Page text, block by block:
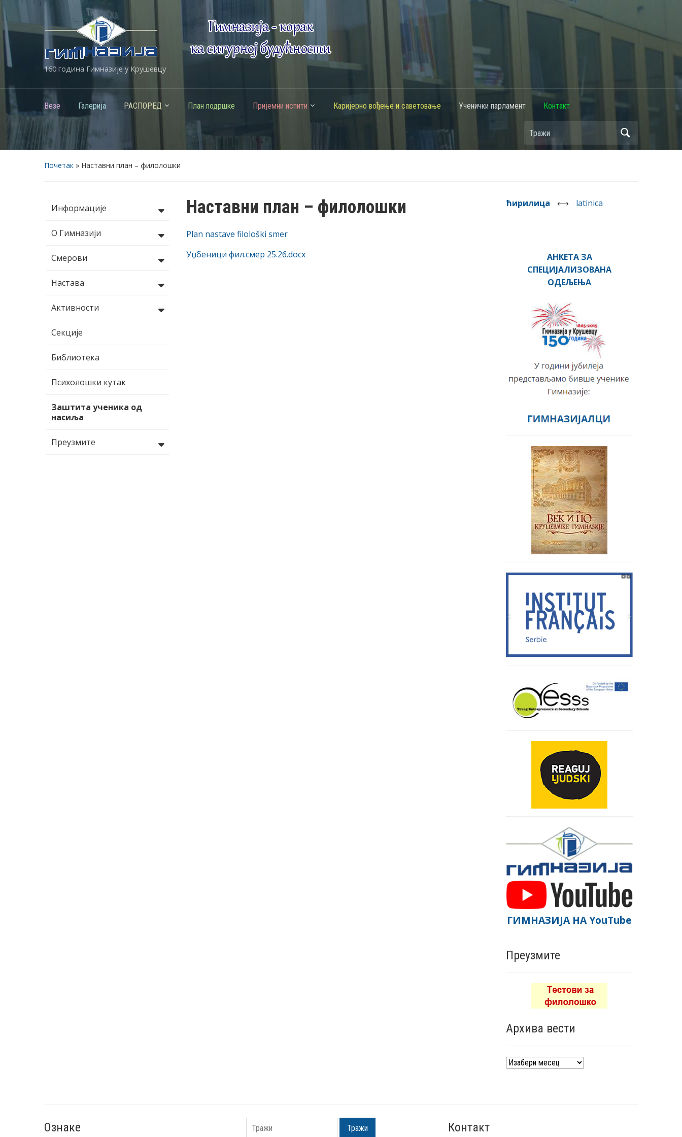
160 година Гимназије у Крушевцу
Везе Галерија РАСПОРЕД План подршке Пријемни испити Каријерно вођење и саветовање Ученички парламент Контакт
Почетак » Наставни план – филолошки
Информације
О Гимназији
Смерови
Настава
Активности
Секције
Библиотека
Психолошки кутак
Заштита ученика од
насиља
Преузмите
Наставни план – филолошки
Plan nastave filološki smer
Уџбеници фил.смер 25.26.docx
ћирилица ⟷ latinica
АНКЕТА ЗА
СПЕЦИЈАЛИЗОВАНА
ОДЕЉЕЊА
ГИМНАЗИЈА НА YouTube
Преузмите
Архива вести
Архива
Ознаке Тражи Контакт